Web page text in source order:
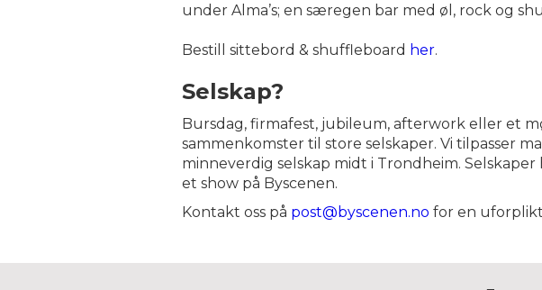
under Alma’s; en særegen bar med øl, rock og
Bestill sittebord & shuffleboard her.
Selskap?
Bursdag, firmafest, jubileum, afterwork eller et
sammenkomster til store selskaper. Vi tilpasser
minneverdig selskap midt i Trondheim.
et show på Byscenen.
Kontakt oss på post@byscenen.no for en